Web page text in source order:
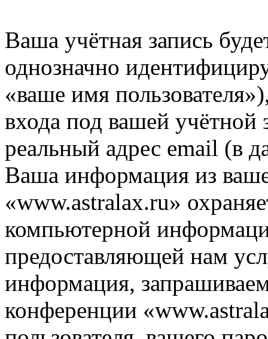
Ваша учётная запись
однозначно
«ваше имя
входа под вашей учётной
реальный адрес email (в
Ваша информация из
«www.astralax.ru»
компьютерной
предоставляющей нам
информация,
конференции